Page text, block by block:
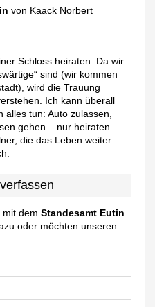
von Kaack Norbert
Schloss heiraten. Da wir
sind (wir kommen
wird die Trauung
Ich kann überall
tun: Auto zulassen,
gehen... nur heiraten
die das Leben weiter
mit demStandesamt Eutin
oder möchten unseren